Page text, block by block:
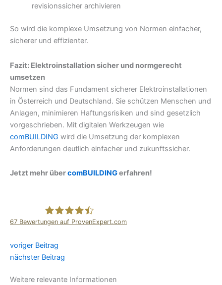
revisionssicher archivieren
So wird die komplexe Umsetzung von Normen einfacher,
sicherer und effizienter.
Fazit: Elektroinstallation sicher und normgerecht
umsetzen
Normen sind das Fundament sicherer Elektroinstallationen
in Österreich und Deutschland. Sie schützen Menschen und
Anlagen, minimieren Haftungsrisiken und sind gesetzlich
vorgeschrieben. Mit digitalen Werkzeugen wie
comBUILDING wird die Umsetzung der komplexen
Anforderungen deutlich einfacher und zukunftssicher.
Jetzt mehr übercomBUILDINGerfahren!
comtech it-solutions GmbH
67 Bewertungen auf ProvenExpert.com
voriger Beitrag
nächster Beitrag
Weitere relevante Informationen